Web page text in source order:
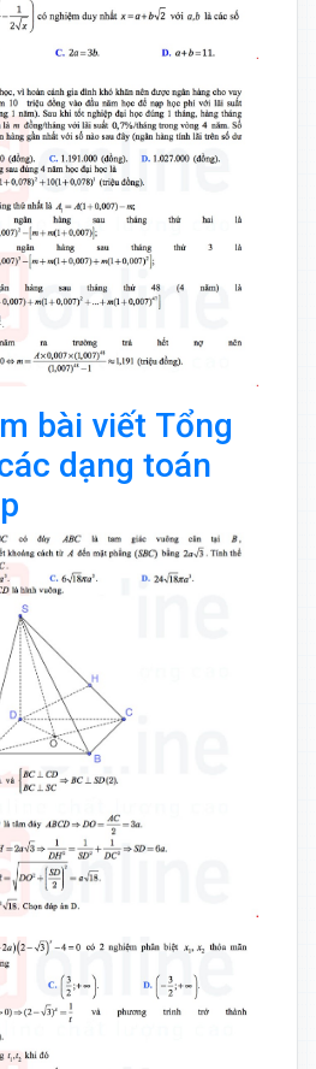
bài viết Tổng
dạng toán